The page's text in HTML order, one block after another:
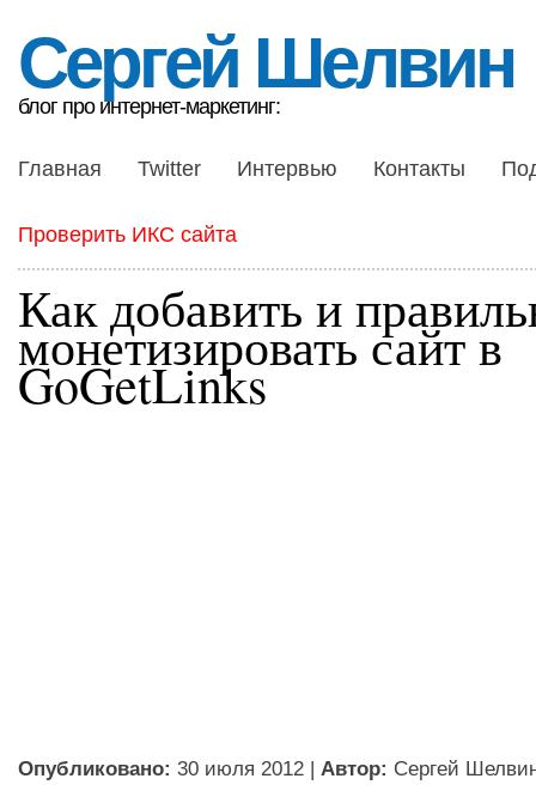
Сергей Шелвин
блог про интернет-маркетинг:
Главная Twitter Интервью Контакты
Проверить ИКС сайта
Как добавить и
монетизировать сайт в
GoGetLinks
Опубликовано: 30 июля 2012 | Автор: Сергей